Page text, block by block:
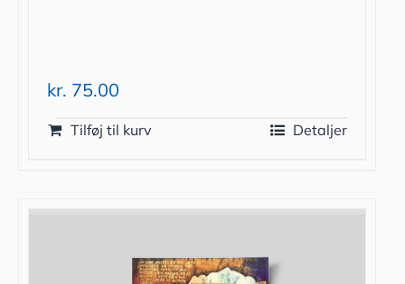
kr. 75.00
Tilføj til kurv Detaljer